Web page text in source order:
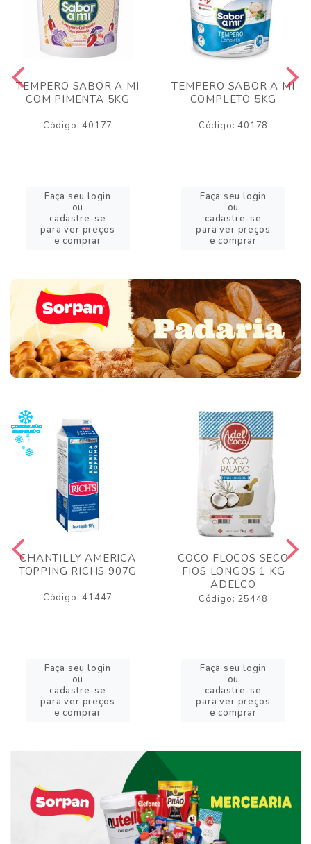
TEMPERO SABOR A MI
COM PIMENTA 5KG
Código: 40177
Faça seu login
ou
cadastre-se
para ver preços
e comprar
TEMPERO SABOR A MI
COMPLETO 5KG
Código: 40178
Faça seu login
ou
cadastre-se
para ver preços
e comprar
CHANTILLY AMERICA
TOPPING RICHS 907G
Código: 41447
Faça seu login
ou
cadastre-se
para ver preços
e comprar
COCO FLOCOS SECO
FIOS LONGOS 1 KG
ADELCO
Código: 25448
Faça seu login
ou
cadastre-se
para ver preços
e comprar